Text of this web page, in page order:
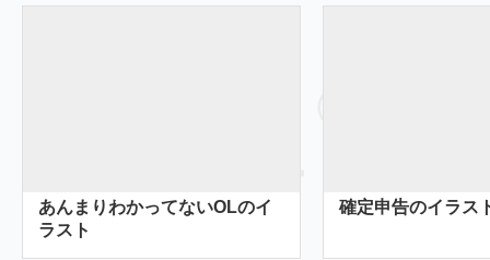
あんまりわかってないOLのイ
ラスト
確定申告のイラス